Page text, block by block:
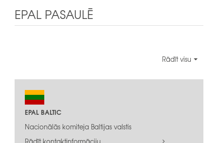
EPAL PASAULĒ
Rādīt visu
EPAL BALTIC
Nacionālās komiteja Baltijas valstis